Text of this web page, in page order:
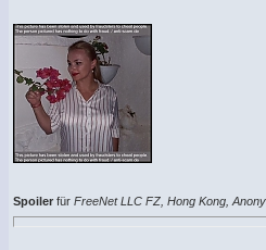
Spoiler fürFreeNet LLC FZ, Hong Kong,